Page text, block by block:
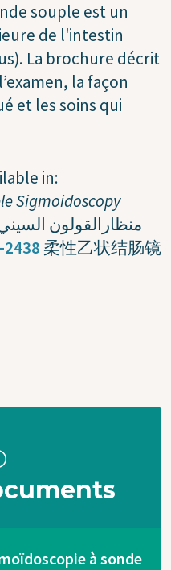
souple est un
de l'intestin
La brochure décrit
la façon
et les soins qui
in:
Sigmoidoscopy
منظارالقولون
2438 柔性乙状结肠镜
à sonde